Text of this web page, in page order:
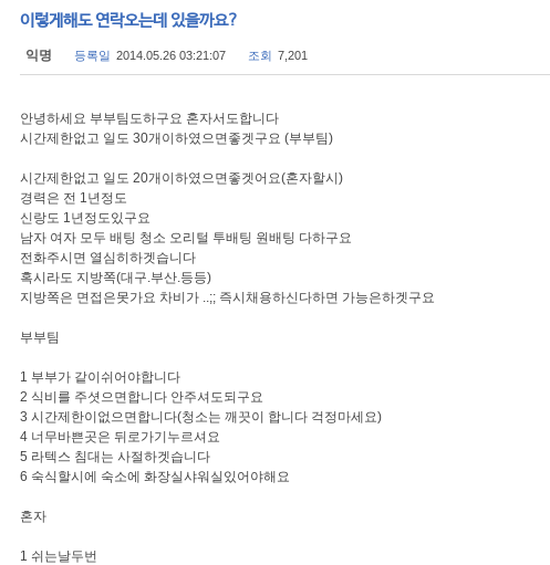
이렇게해도 연락오는데 있을까요?
익명 등록일 2014.05.26 03:21:07 조회 7,201
안녕하세요 부부팀도하구요 혼자서도합니다
시간제한없고 일도 30개이하였으면좋겟구요 (부부팀)
시간제한없고 일도 20개이하였으면좋겟어요(혼자할시)
경력은 전 1년정도
신랑도 1년정도있구요
남자 여자 모두 배팅 청소 오리털 투배팅 원배팅 다하구요
전화주시면 열심히하겟습니다
혹시라도 지방쪽(대구.부산.등등)
지방쪽은 면접은못가요 차비가 ..;; 즉시채용하신다하면 가능은하겟구요
부부팀
1 부부가 같이쉬어야합니다
2 식비를 주셧으면합니다 안주셔도되구요
3 시간제한이없으면합니다(청소는 깨끗이 합니다 걱정마세요)
4 너무바쁜곳은 뒤로가기누르셔요
5 라텍스 침대는 사절하겟습니다
6 숙식할시에 숙소에 화장실샤워실있어야해요
혼자
1 쉬는날두번